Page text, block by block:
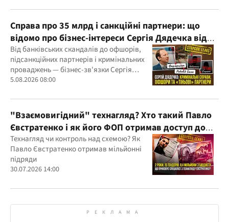
Справа про 35 млрд і санкційні партнери: що
відомо про бізнес-інтереси Сергія Дядечка від
"Родовід Банку" до "ФАРМАСЕЛ"
Від банківських скандалів до офшорів,
підсанкційних партнерів і кримінальних
проваджень — бізнес-зв'язки Сергія
Дядечка й досі простягаються через
5.08.2026 08:00
"Взаємовигідний" технагляд? Хто такий Павло
Євстратенко і як його ФОП отримав доступ до
бюджетних мільйонів?
Технагляд чи контроль над схемою? Як
Павло Євстратенко отримав мільйонні
підряди
30.07.2026 14:00